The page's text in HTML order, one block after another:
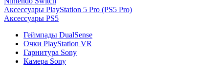
Аксессуары PlayStation 5 Pro (PS5 Pro)
Аксессуары PS5
Геймпады DualSense
Очки PlayStation VR
Гарнитура Sony
Камера Sony